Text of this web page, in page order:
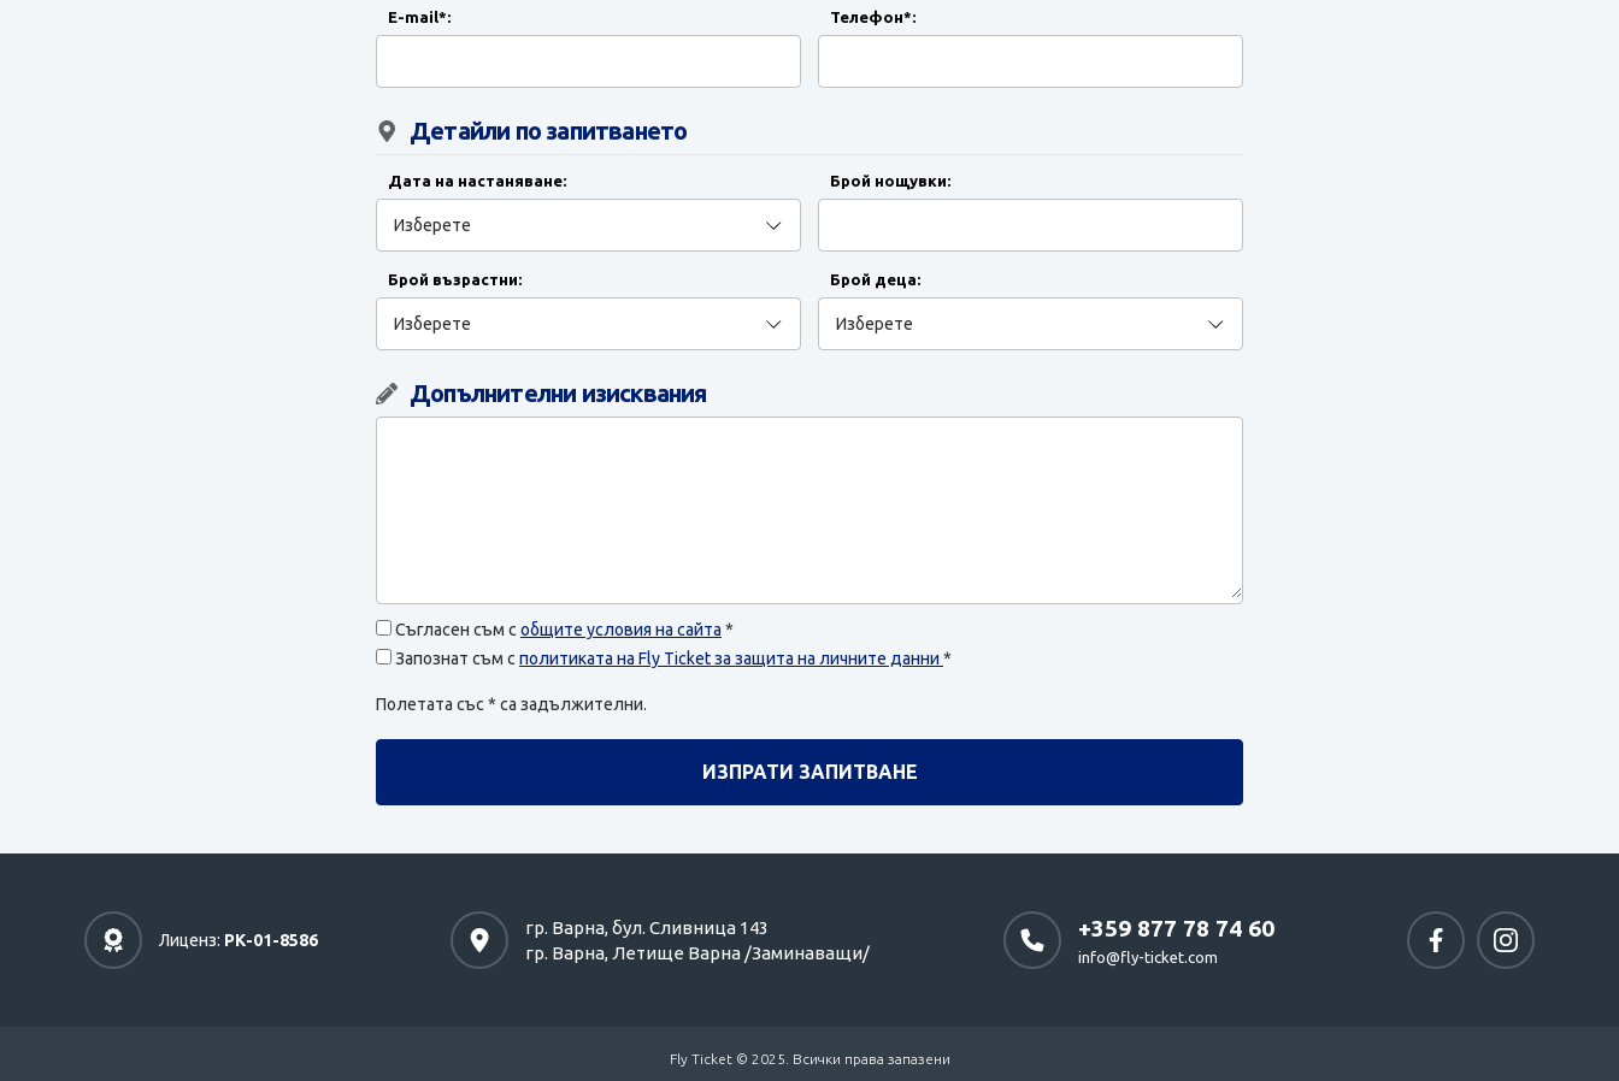
E-mail*: Телефон*:
Детайли по запитването
Дата на настаняване: Брой нощувки:
Брой възрастни: Брой деца:
Допълнителни изисквания
Съгласен съм с общите условия на сайта *
Запознат съм с политиката на Fly Ticket за защита на личните данни *
Полетата със * са задължителни.
Лиценз: РК-01-8586
гр. Варна,бул. Сливница 143
гр. Варна, Летище Варна /Заминаващи/
+359 877 78 74 60
info@fly-ticket.com
Fly Ticket © 2025. Всички права запазени